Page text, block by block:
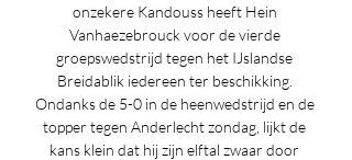
onzekere Kandouss heeft Hein
Vanhaezebrouck voor de vierde
groepswedstrijd tegen het IJslandse
Breidablik iedereen ter beschikking.
Ondanks de 5-0 in de heenwedstrijd en de
topper tegen Anderlecht zondag, lijkt de
kans klein dat hij zijn elftal zwaar door